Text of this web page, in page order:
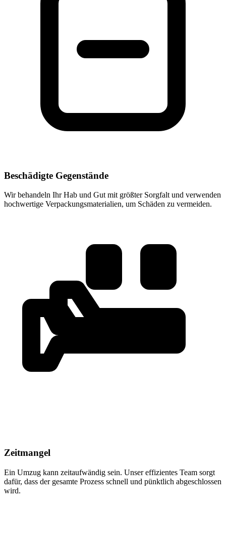
Beschädigte Gegenstände
Wir behandeln Ihr Hab und Gut mit größter Sorgfalt und verwenden
hochwertige Verpackungsmaterialien, um Schäden zu vermeiden.
Zeitmangel
Ein Umzug kann zeitaufwändig sein. Unser effizientes Team sorgt
dafür, dass der gesamte Prozess schnell und pünktlich abgeschlossen
wird.